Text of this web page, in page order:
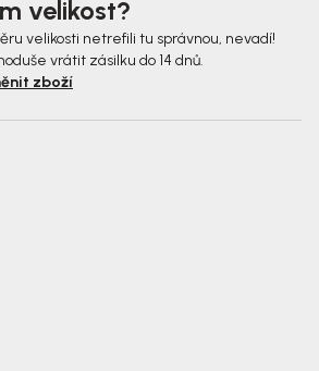
velikost?
velikosti netrefili tu správnou, nevadí!
vrátit zásilku do 14 dnů.
zboží